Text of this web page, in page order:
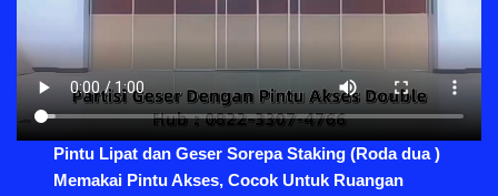
Pintu Lipat dan Geser Sorepa Staking (Roda dua )
Memakai Pintu Akses, Cocok Untuk Ruangan